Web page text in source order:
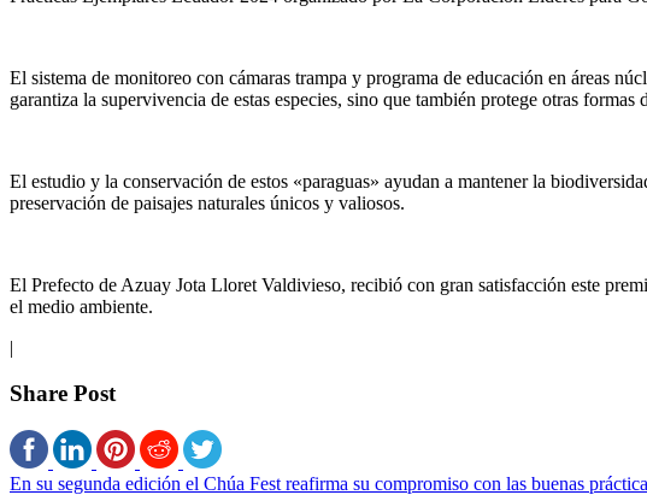
El sistema de monitoreo con cámaras trampa y programa de educación en áreas
garantiza la supervivencia de estas especies, sino que también protege otras formas
El estudio y la conservación de estos «paraguas» ayudan a mantener la
preservación de paisajes naturales únicos y valiosos.
El Prefecto de Azuay Jota Lloret Valdivieso, recibió con gran satisfacción este
el medio ambiente.
|
Share Post
En su segunda edición el Chúa Fest reafirma su compromiso con las buenas